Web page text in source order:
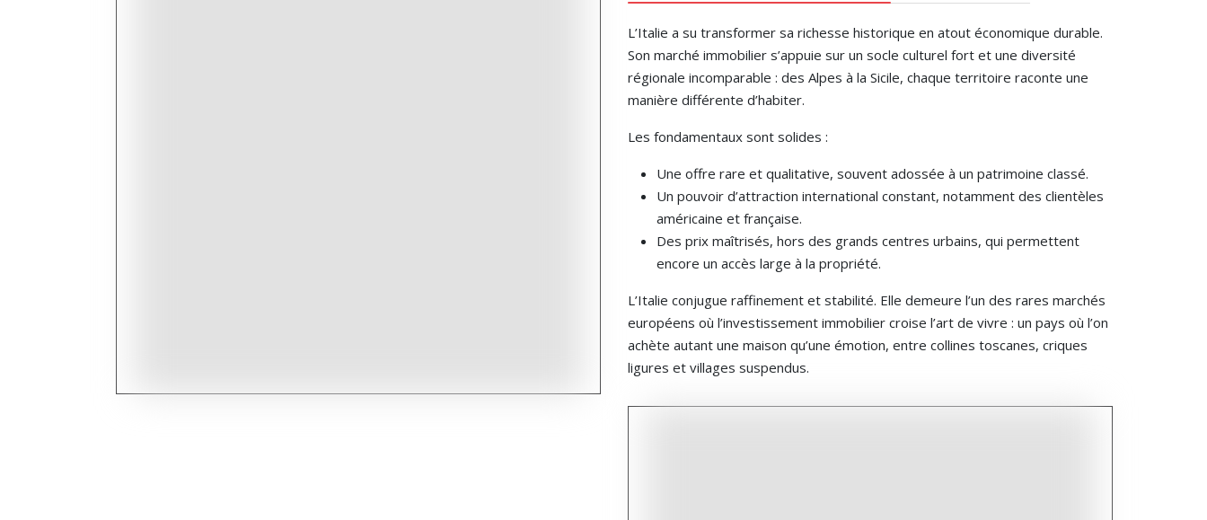
L’Italie a su transformer sa richesse historique en atout économique durable.
Son marché immobilier s’appuie sur un socle culturel fort et une diversité
régionale incomparable : des Alpes à la Sicile, chaque territoire raconte une
manière différente d’habiter.
Les fondamentaux sont solides :
Une offre rare et qualitative, souvent adossée à un patrimoine classé.
Un pouvoir d’attraction international constant, notamment des clientèles
américaine et française.
Des prix maîtrisés, hors des grands centres urbains, qui permettent
encore un accès large à la propriété.
L’Italie conjugue raffinement et stabilité. Elle demeure l’un des rares marchés
européens où l’investissement immobilier croise l’art de vivre : un pays où l’on
achète autant une maison qu’une émotion, entre collines toscanes, criques
ligures et villages suspendus.